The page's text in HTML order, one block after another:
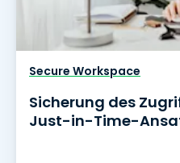
Secure Workspace
Sicherung des
Just-in-Time-